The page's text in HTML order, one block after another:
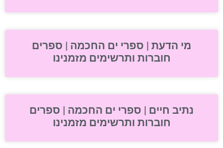
מי הדעת | ספרי ים החכמה | ספרים
חוברות ותרשימים מזמנינו
נתיב חיים | ספרי ים החכמה | ספרים
חוברות ותרשימים מזמנינו